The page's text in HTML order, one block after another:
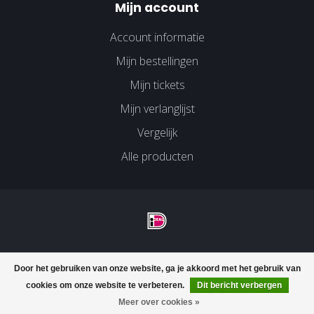
Door het gebruiken van onze website, ga je akkoord met het gebruik van
cookies om onze website te verbeteren.
Dit bericht verbergen
Meer over cookies »
Mijn account
Account informatie
Mijn bestellingen
Mijn tickets
Mijn verlanglijst
Vergelijk
Alle producten
© Copyright 2026 Velco Huissen - Powered byLightspeed-
Dyvelopment
FILTERS